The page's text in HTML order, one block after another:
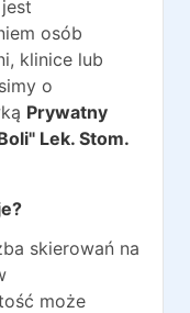
osób
klinice lub
o
Prywatny
Lek. Stom.
skierowań na
może